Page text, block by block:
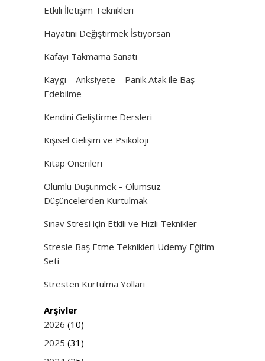
Etkili İletişim Teknikleri
Hayatını Değiştirmek İstiyorsan
Kafayı Takmama Sanatı
Kaygı – Anksiyete – Panik Atak ile Baş
Edebilme
Kendini Geliştirme Dersleri
Kişisel Gelişim ve Psikoloji
Kitap Önerileri
Olumlu Düşünmek – Olumsuz
Düşüncelerden Kurtulmak
Sınav Stresi için Etkili ve Hızlı Teknikler
Stresle Baş Etme Teknikleri Udemy Eğitim
Seti
Stresten Kurtulma Yolları
Arşivler
2026 (10)
2025 (31)